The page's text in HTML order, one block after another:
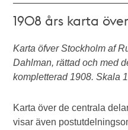
1908 års karta
Karta öfver Stockholm af
Dahlman, rättad och med
kompletterad 1908. Skala
Karta över de centrala
visar även